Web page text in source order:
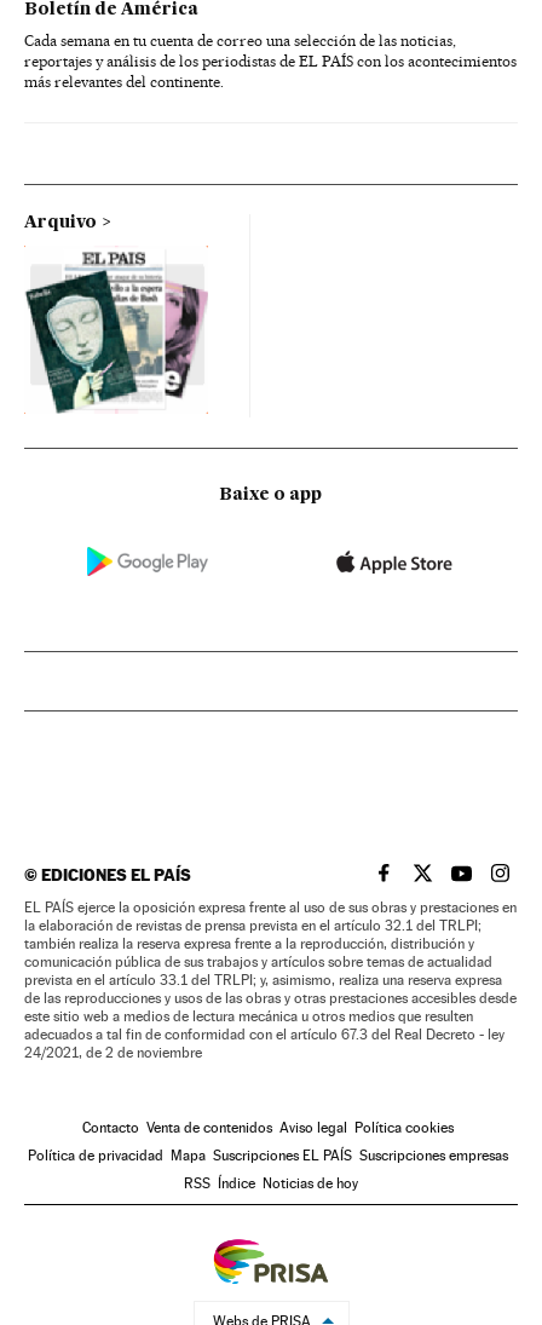
Boletín de América
Cada semana en tu cuenta de correo una selección de las noticias,
reportajes y análisis de los periodistas de EL PAÍS con los acontecimientos
más relevantes del continente.
Arquivo
Baixe o app
©EDICIONES EL PAÍS EL PAÍS BRASIL EN
EL PAÍSEL PAÍS
EL
EL PAÍS ejerce la oposición expresa frente al uso de sus obras y prestaciones en
la elaboración de revistas de prensa prevista en el artículo 32.1 del TRLPI;
también realiza la reserva expresa frente a la reproducción, distribución y
comunicación pública de sus trabajos y artículos sobre temas de actualidad
prevista en el artículo 33.1 del TRLPI; y, asimismo, realiza una reserva expresa
de las reproducciones y usos de las obras y otras prestaciones accesibles desde
este sitio web a medios de lectura mecánica u otros medios que resulten
adecuados a tal fin de conformidad con el artículo 67.3 del Real Decreto - ley
24/2021, de 2 de noviembre
Contacto Venta de contenidos Aviso legal Política cookies
Política de privacidad Mapa Suscripciones EL PAÍS Suscripciones empresas
RSS Índice Noticias de hoy
Webs de PRISA